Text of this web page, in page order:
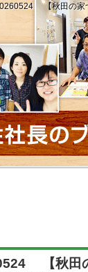
【秋田の家
【秋田